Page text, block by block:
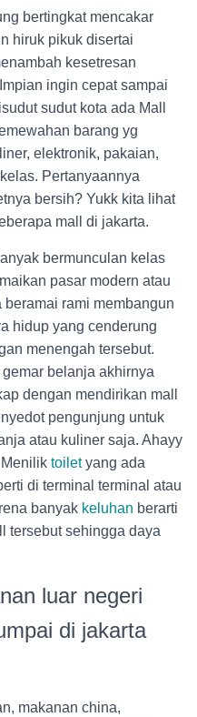
bertingkat mencakar
hiruk pikuk disertai
kesetresan
ingin cepat sampai
sudut kota ada Mall
barang yg
elektronik, pakaian,
Pertanyaannya
bersih? Yukk kita lihat
mall di jakarta.
bermunculan kelas
pasar modern atau
rami membangun
hidup yang cenderung
menengah tersebut.
belanja akhirnya
dengan mendirikan mall
pengunjung untuk
atau kuliner saja. Ahayy
toiletyang ada
di terminal terminal atau
banyak keluhan berarti
tersebut sehingga daya
luar negeri
di jakarta
makanan china,